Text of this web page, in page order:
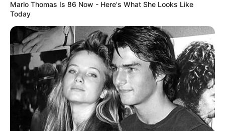
Bikin Ngakak, 10 Potret
Cosplay Murah Pakai Bahan
Seadanya
Marlo Thomas Is 86 Now - Here's What She Looks Like
Today